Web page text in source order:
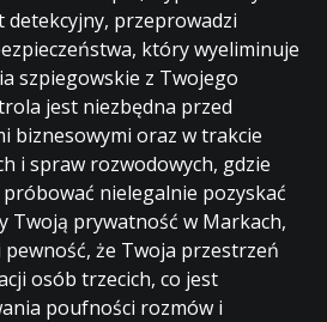
przeprowadzi
który wyeliminuje
szpiegowskie z Twojego
jest niezbędna przed
biznesowymi oraz w trakcie
i spraw rozwodowych, gdzie
nielegalnie pozyskać
Twoją prywatność w Markach,
że Twoja przestrzeń
osób trzecich, co jest
poufności rozmów i